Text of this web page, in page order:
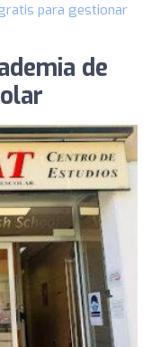
para gestionar
de